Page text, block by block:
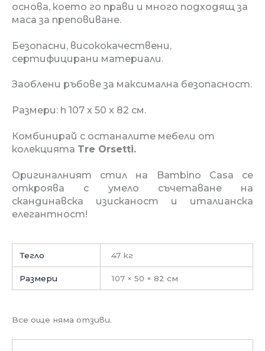
основа, което го прави и много подходящ за
маса за преповиване.
Безопасни, висококачествени,
сертифицирани материали.
Заоблени ръбове за максимална безопасност.
Размери: h 107 x 50 x 82 см.
Комбинирай с останалите мебели от
колекцията Tre Orsetti.
Оригиналният стил на Bambino Casa се
откроява с умело съчетаване на
скандинавска изисканост и италианска
елегантност!
Тегло 47 кг
Размери 107 × 50 × 82 см
Все още няма отзиви.